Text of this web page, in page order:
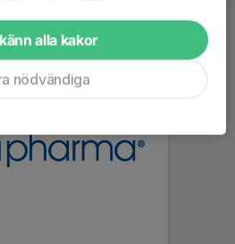
alla kakor
nödvändiga